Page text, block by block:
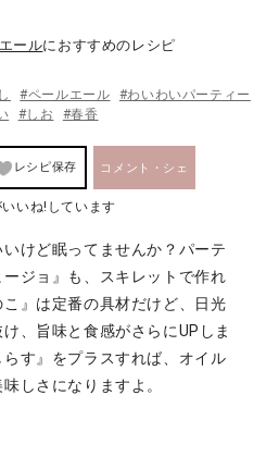
ールにおすすめのレシピ
#ペールエール
#わいわいパーティー
#しお #春香
レシピ保存 コメント・シェ
いいね!しています
けど眠ってませんか？パーテ
ジョ』も、スキレットで作れ
』は定番の具材だけど、日光
、旨味と食感がさらにUPしま
す』をプラスすれば、オイル
しさになりますよ。